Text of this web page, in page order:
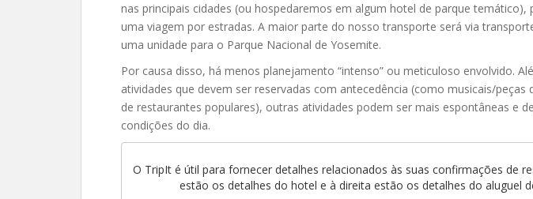
nas principais cidades (ou hospedaremos em algum hotel de parque temático),
uma viagem por estradas. A maior parte do nosso transporte será via
uma unidade para o Parque Nacional de Yosemite.
Por causa disso, há menos planejamento “intenso” ou meticuloso envolvido.
atividades que devem ser reservadas com antecedência (como musicais/peças
de restaurantes populares), outras atividades podem ser mais espontâneas e
condições do dia.
O TripIt é útil para fornecer detalhes relacionados às suas confirmações de
estão os detalhes do hotel e à direita estão os detalhes do aluguel